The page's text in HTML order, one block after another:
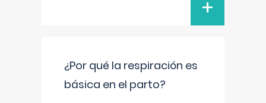
+
¿Por qué la respiración es
básica en el parto?